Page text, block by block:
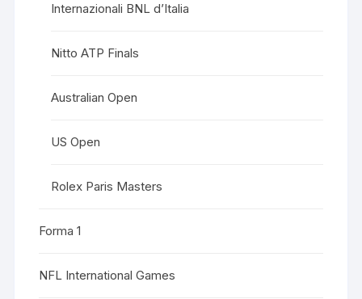
Internazionali BNL d’Italia
Nitto ATP Finals
Australian Open
US Open
Rolex Paris Masters
Forma 1
NFL International Games